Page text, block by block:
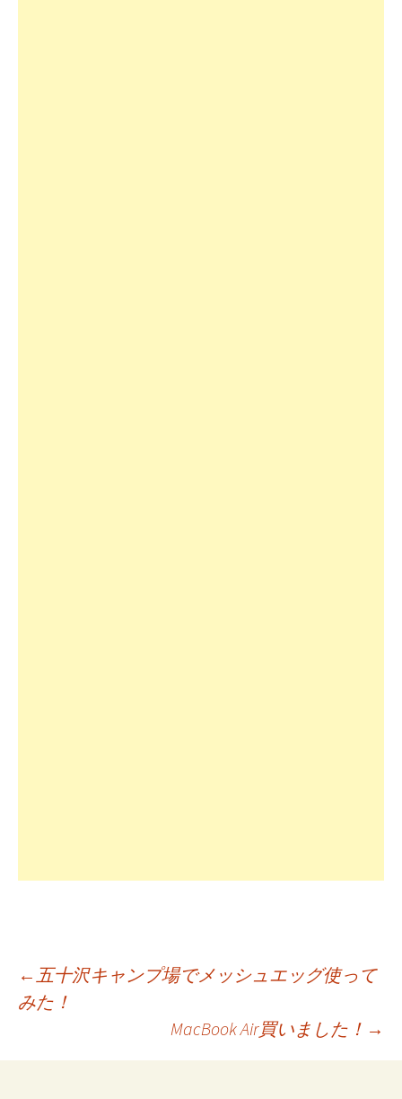
投
← 五十沢キャンプ場でメッシュエッグ使って
みた！
MacBook Air買いました！ →